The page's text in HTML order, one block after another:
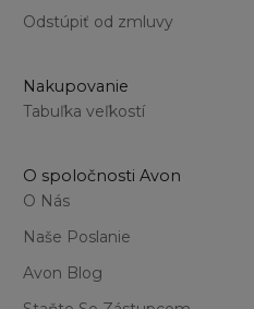
Odstúpiť od zmluvy
Nakupovanie
Tabuľka veľkostí
O spoločnosti Avon
O Nás
Naše Poslanie
Avon Blog